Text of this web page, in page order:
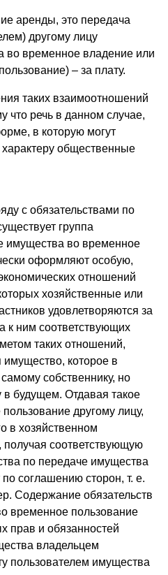
аренды, это передача
другому лицу
во временное владение или
– за плату.
таких взаимоотношений
что речь в данном случае,
в которую могут
общественные
с обязательствами по
группа
имущества во временное
оформляют особую,
отношений
хозяйственные или
удовлетворяются за
к ним соответствующих
таких отношений,
имущество, которое в
собст­веннику, но
в будущем. Отдавая такое
другому лицу,
в хозяйственном
получая соответствующую
по передаче имуще­ства
соглашению сторон, т. е.
Содержание обязательств
временное пользование
прав и обя­занностей
владельцем
пользователем имущества